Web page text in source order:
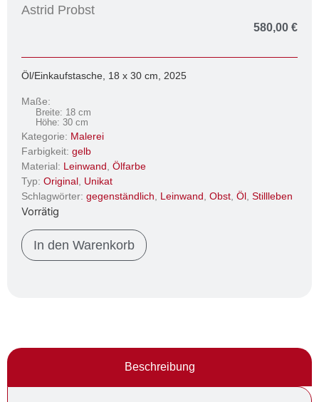
Astrid Probst
580,00 €
Öl/Einkaufstasche, 18 x 30 cm, 2025
Maße:
Breite: 18 cm
Höhe: 30 cm
Kategorie: Malerei
Farbigkeit: gelb
Material: Leinwand Ölfarbe
Typ: Original Unikat
Schlagwörter: gegenständlich Leinwand Obst Öl Stillleben
Vorrätig
In den Warenkorb
Beschreibung